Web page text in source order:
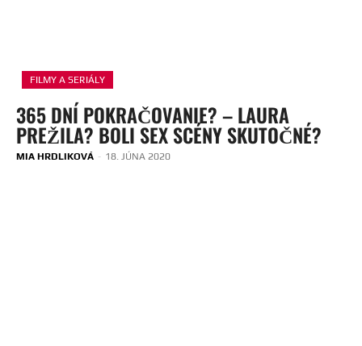
FILMY A SERIÁLY
365 DNÍ POKRAČOVANIE? – LAURA
PREŽILA? BOLI SEX SCÉNY SKUTOČNÉ?
MIA HRDLIKOVÁ - 18. JÚNA 2020